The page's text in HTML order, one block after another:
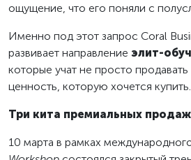
ощущение, что его поняли с
Именно под этот запрос Coral
развивает направление элит-
которые учат не просто
ценность, которую хочется купить.
Три кита премиальных продаж
10 марта в рамках